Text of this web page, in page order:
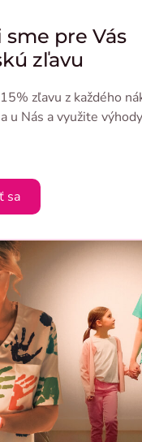
pre Vás
zľavu
zľavu z každého
u Nás a využite
sa